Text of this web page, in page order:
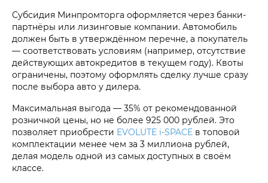
Субсидия Минпромторга оформляется через банки-
партнёры или лизинговые компании. Автомобиль
должен быть в утверждённом перечне, а покупатель
— соответствовать условиям (например, отсутствие
действующих автокредитов в текущем году). Квоты
ограничены, поэтому оформлять сделку лучше сразу
после выбора авто у дилера.
Максимальная выгода — 35% от рекомендованной
розничной цены, но не более 925 000 рублей. Это
позволяет приобрести EVOLUTE i‑SPACE в топовой
комплектации менее чем за 3 миллиона рублей,
делая модель одной из самых доступных в своём
классе.